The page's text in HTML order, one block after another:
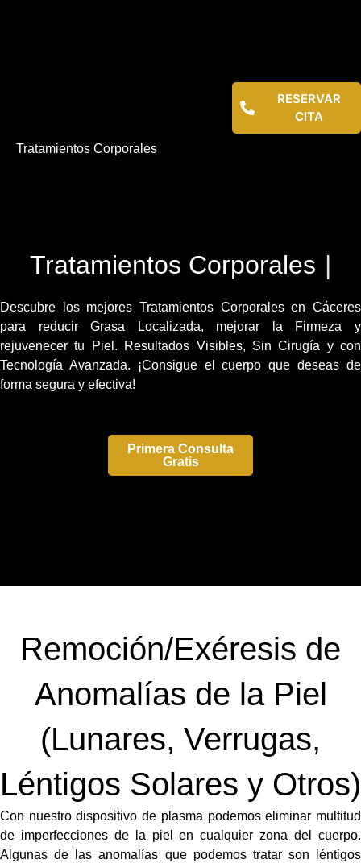
Tratamientos Corporales
RESERVAR
CITA
Tratamientos Corporales |
Descubre los mejores Tratamientos Corporales en Cáceres
para reducir Grasa Localizada, mejorar la Firmeza y
rejuvenecer tu Piel. Resultados Visibles, Sin Cirugía y con
Tecnología Avanzada. ¡Consigue el cuerpo que deseas de
forma segura y efectiva!
Primera Consulta
Gratis
Primera Consulta
Gratis
Remoción/Exéresis de
Anomalías de la Piel
(Lunares, Verrugas,
Léntigos Solares y Otros)
Con nuestro dispositivo de plasma podemos eliminar multitud
de imperfecciones de la piel en cualquier zona del cuerpo.
Algunas de las anomalías que podemos tratar son léntigos